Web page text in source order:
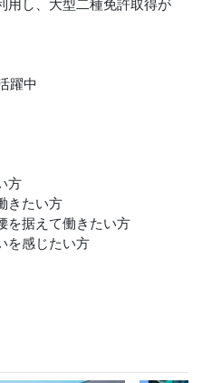
し、大型二種免許取得が
躍中
方
きたい方
を据えて働きたい方
を感じたい方